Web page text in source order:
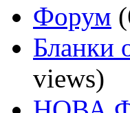
Форум
Бланки
views)